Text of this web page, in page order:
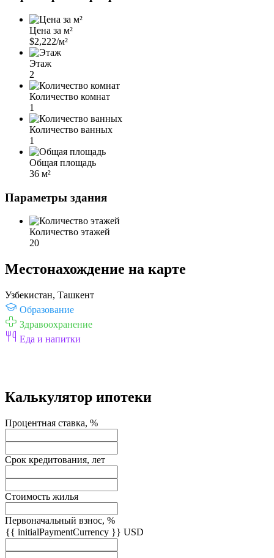
Цена за м²
$2,222/м²
Этаж
2
Количество комнат
1
Количество ванных
1
Общая площадь
36 м²
Параметры здания
Количество этажей
20
Местонахождение на карте
Узбекистан, Ташкент
Образование
Здравоохранение
Еда и напитки
Калькулятор ипотеки
Процентная ставка, %
Срок кредитования, лет
Стоимость жилья
Первоначальный взнос, %
{{ initialPaymentCurrency }} USD